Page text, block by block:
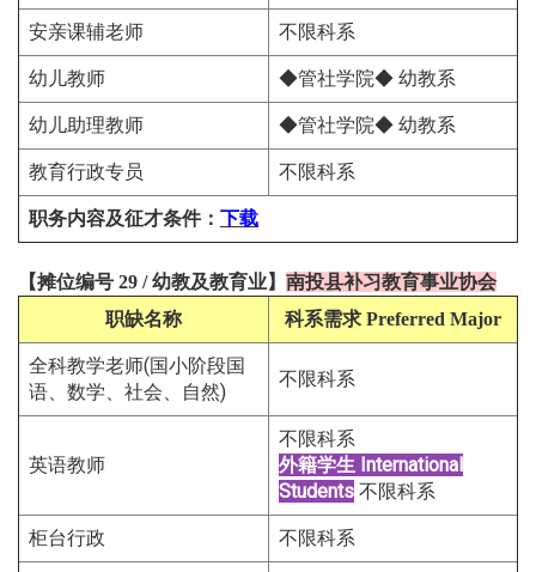
安亲课辅老师 不限科系
幼儿教师 ◆管社学院◆ 幼教系
幼儿助理教师 ◆管社学院◆ 幼教系
教育行政专员 不限科系
职务内容及征才条件： 下载
【摊位编号 29 /幼教及教育业】 南投县补习教育事业协会
职缺名称
科系需求 Preferred Major
全科教学老师(国小阶段国
语、数学、社会、自然)
不限科系
英语教师
不限科系
外籍学生 International
Students 不限科系
柜台行政 不限科系